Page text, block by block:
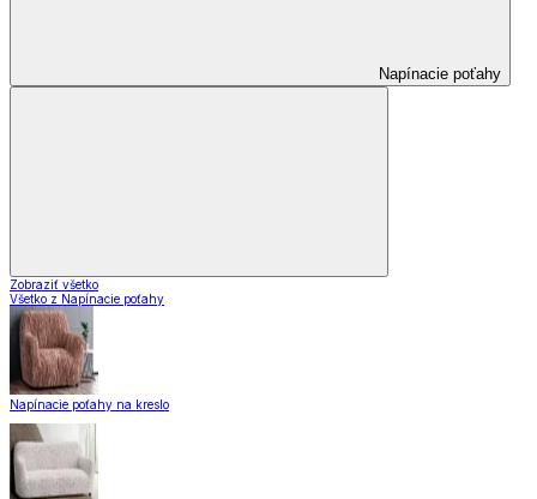
Napínacie poťahy
Zobraziť všetko
Všetko z Napínacie poťahy
Napínacie poťahy na kreslo